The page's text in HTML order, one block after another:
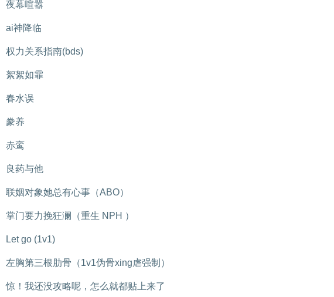
夜幕喧嚣
ai神降临
权力关系指南(bds)
絮絮如霏
春水误
豢养
赤鸾
良药与他
联姻对象她总有心事（ABO）
掌门要力挽狂澜（重生 NPH ）
Let go (1v1)
左胸第三根肋骨（1v1伪骨xing虐强制）
惊！我还没攻略呢，怎么就都贴上来了